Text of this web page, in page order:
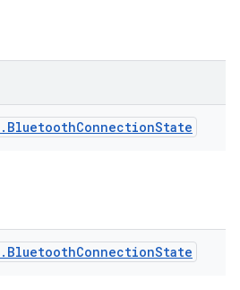
. BluetoothConnectionState
. BluetoothConnectionState